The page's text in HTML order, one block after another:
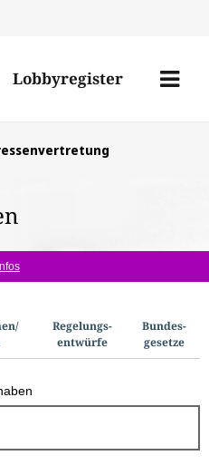
den
Lobbyregister
Menü
Infos
Regelungs­
entwürfe
Bundes­
gesetze